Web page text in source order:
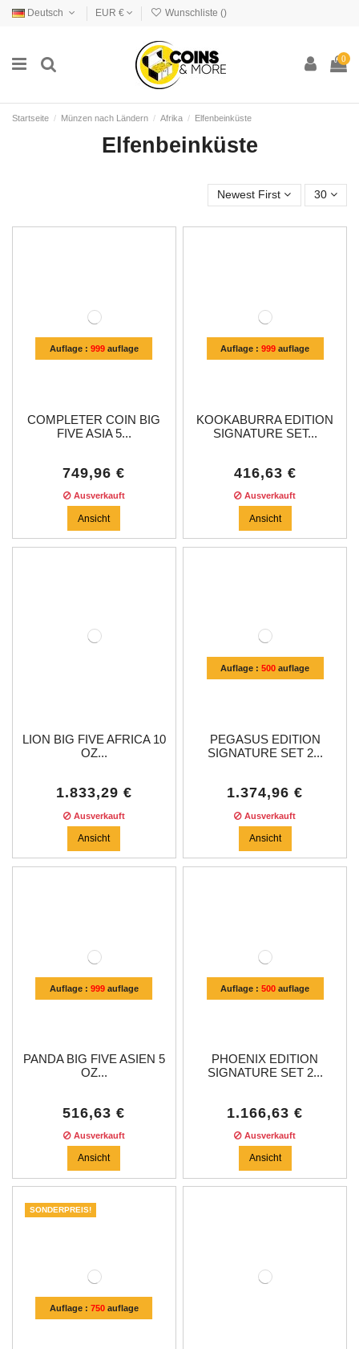
Deutsch EUR € Wunschliste ()
0
Startseite Münzen nach Ländern Afrika Elfenbeinküste
Elfenbeinküste
Newest First 30
Auflage : 999auflage
COMPLETER COIN BIG
FIVE ASIA 5...
749,96 €
Ausverkauft
Ansicht
Auflage :999 auflage
KOOKABURRA EDITION
SIGNATURE SET...
416,63 €
Ausverkauft
Ansicht
LION BIG FIVE AFRICA 10
OZ...
1.833,29 €
Ausverkauft
Ansicht
Auflage :500 auflage
PEGASUS EDITION
SIGNATURE SET 2...
1.374,96 €
Ausverkauft
Ansicht
Auflage : 999auflage
PANDA BIG FIVE ASIEN 5
OZ...
516,63 €
Ausverkauft
Ansicht
Auflage :500 auflage
PHOENIX EDITION
SIGNATURE SET 2...
1.166,63 €
Ausverkauft
Ansicht
Auflage : 750auflage
SONDERPREIS!